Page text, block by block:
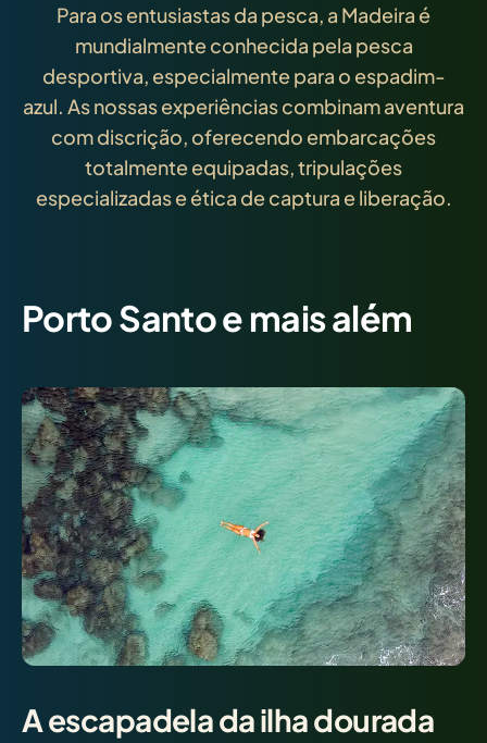
Para os entusiastas da pesca, a Madeira é
mundialmente conhecida pela pesca
desportiva, especialmente para o espadim-
azul. As nossas experiências combinam aventura
com discrição, oferecendo embarcações
totalmente equipadas, tripulações
especializadas e ética de captura e liberação.
Porto Santo e mais além
A escapadela da ilha dourada